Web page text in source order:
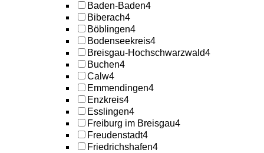
Baden-Baden4
Biberach4
Böblingen4
Bodenseekreis4
Breisgau-Hochschwarzwald4
Buchen4
Calw4
Emmendingen4
Enzkreis4
Esslingen4
Freiburg im Breisgau4
Freudenstadt4
Friedrichshafen4